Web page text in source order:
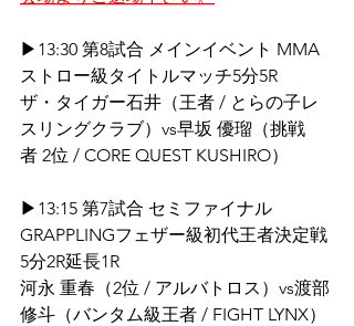
▶13:30 第8試合 メインイベント MMA
ストロー級タイトルマッチ5分5R
ザ・タイガー石井（王者 / とらの子レ
スリングクラブ）vs早坂 優瑠（挑戦
者 2位 / CORE QUEST KUSHIRO）
▶13:15 第7試合 セミファイナル
GRAPPLINGフェザー級初代王者決定戦
5分2R延長1R
河永 重春（2位 / アルバトロス）vs渡部
修斗（バンタム級王者 / FIGHT LYNX）